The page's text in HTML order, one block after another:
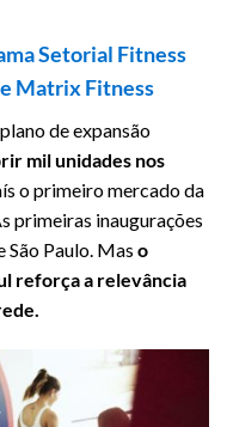
Setorial Fitness
e Matrix Fitness
de expansão
mil unidades nos
o primeiro mercado da
primeiras inaugurações
São Paulo. Mas o
reforça a relevância